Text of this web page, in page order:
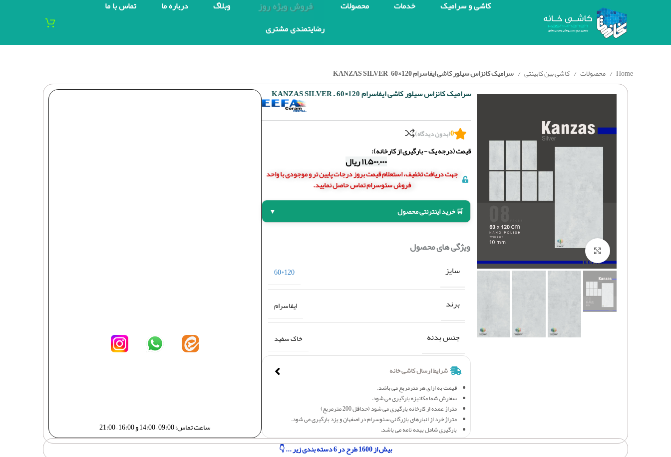
کاشی و سرامیک خدمات محصولات فروش ویژه روز وبلاگ درباره ما تماس با ما
رضایتمندی مشتری
Home محصولات کاشی بین کابینتی سرامیک کانزاس سیلور کاشی ایفاسرام 120×60 – KANZAS SILVER
برای بزرگنمایی کلیک کنید
سرامیک کانزاس سیلور کاشی ایفاسرام 120×60 – KANZAS SILVER
0(بدون دیدگاه)
قیمت (درجه یک - بارگیری از کارخانه):
۱۱,۵۰۰,۰۰۰ریال
جهت دریافت تخفیف، استعلام قیمت بروز درجات پایین تر و موجودی با واحد
فروش سئوسرام تماس حاصل نمایید.
🛒 خرید اینترنتی محصول
▼
ویژگی های محصول
سایز 120*60
برند ایفاسرام
جنس بدنه خاک سفید
قیمت به ازای هر مترمربع می باشد.
سفارش شما مکانیزه بارگیری می شود.
متراژ عمده از کارخانه بارگیری می شود (حداقل 200 مترمربع)
متراژ خرد از انبارهای بازرگانی سئوسرام در اصفهان و یزد بارگیری می شود.
بارگیری شامل بیمه نامه می باشد.
شرایط ارسال کاشی خانه
ساعت تماس: 09:00 – 14:00 و 16:00 – 21:00
بیش از 1600 طرح در 6 دسته بندی زیر ... 👇